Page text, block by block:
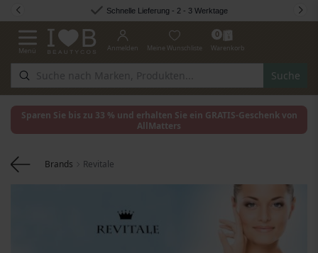
Zum Inhalt springen Schnelle Lieferung - 2 - 3 Werktage
Navigation umschalten
Menü
Suche
Anmelden Meine Wunschliste
0
Warenkorb
Sparen Sie bis zu 33 % und erhalten Sie ein GRATIS-Geschenk von
AllMatters
Brands Revitale